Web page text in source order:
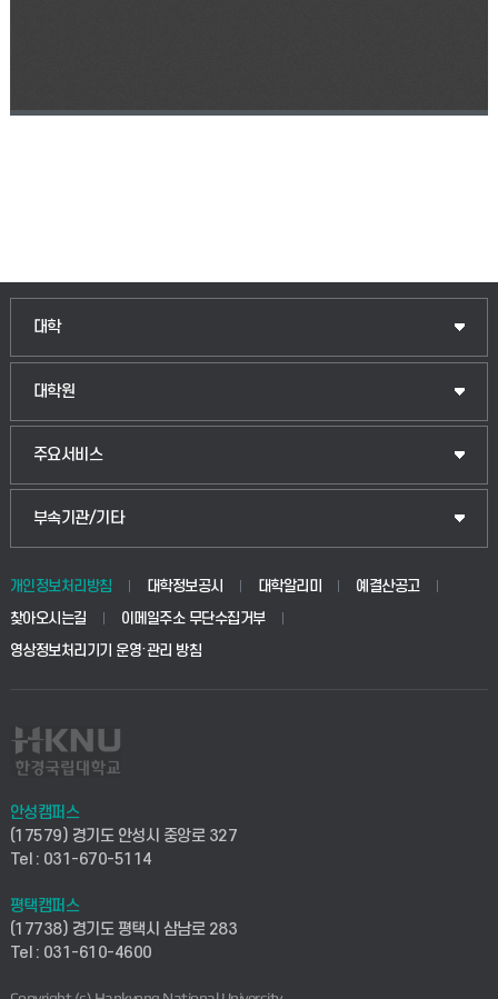
대학
인문융합공공인재학부
법경영학부
생명공학부
사회안전시스템공학부
컴퓨터응용수학부
ICT로봇기계공학부
전자전기공학부
대학원
일반대학원
산업대학원
공공정책대학원
교육대학원
주요서비스
입학안내
웹메일
학사시스템(전문학사 및 전공심화)
사이버캠퍼스(전문학사 및 전공심화)
시설바로처리서비스
연구실안전관리시스템
산학연구관리시스템
부속기관/기타
중앙도서관
학생생활관(안성)
산학협력단
취업지원센터
창업지원센터
현장실습지원센터
개인정보처리방침 대학정보공시 대학알리미
예결산공고
찾아오시는길
이메일주소 무단수집거부
영상정보처리기기 운영·관리 방침
안성캠퍼스
(17579) 경기도 안성시 중앙로 327
Tel : 031-670-5114
평택캠퍼스
(17738) 경기도 평택시 삼남로 283
Tel : 031-610-4600